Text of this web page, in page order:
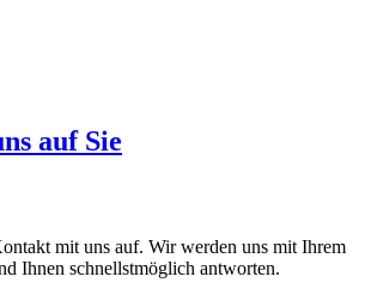
auf Sie
mit uns auf. Wir werden uns mit Ihrem
Ihnen schnellstmöglich antworten.